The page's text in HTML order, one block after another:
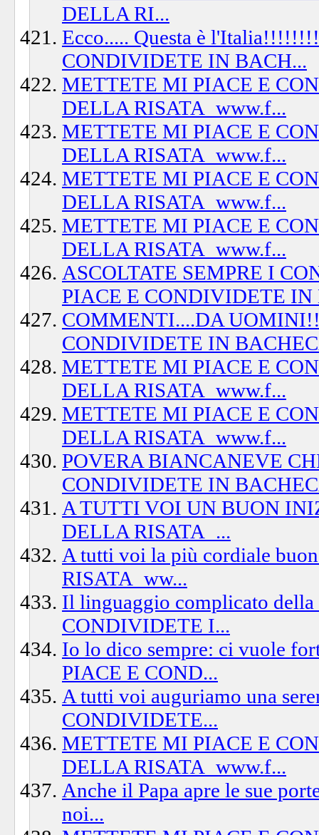
DELLA RI...
Ecco..... Questa è
CONDIVIDETE IN BACH...
METTETE MI PIACE E
DELLA RISATA_www.f...
METTETE MI PIACE E
DELLA RISATA_www.f...
METTETE MI PIACE E
DELLA RISATA_www.f...
METTETE MI PIACE E
DELLA RISATA_www.f...
ASCOLTATE SEMPRE I
PIACE E CONDIVIDETE IN
COMMENTI....DA
CONDIVIDETE IN
METTETE MI PIACE E
DELLA RISATA_www.f...
METTETE MI PIACE E
DELLA RISATA_www.f...
POVERA BIANCANEVE
CONDIVIDETE IN
A TUTTI VOI UN BUON
DELLA RISATA_...
A tutti voi la più cordiale
RISATA_ww...
Il linguaggio complicato
CONDIVIDETE I...
Io lo dico sempre: ci vuole
PIACE E COND...
A tutti voi auguriamo una
CONDIVIDETE...
METTETE MI PIACE E
DELLA RISATA_www.f...
Anche il Papa apre le sue
noi...